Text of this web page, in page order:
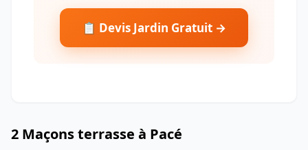
📋 Devis Jardin Gratuit →
2 Maçons terrasse à Pacé